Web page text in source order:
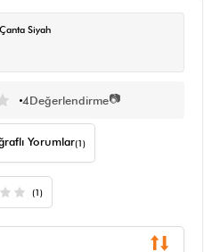
Siyah
4Değerlendirme📷
Yorumlar(1)
(1)